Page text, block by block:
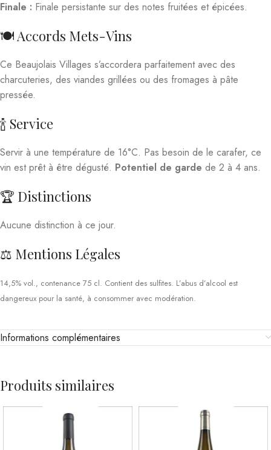
Finale : Finale persistante sur des notes fruitées et épicées.
🍽️ Accords Mets-Vins
Ce Beaujolais Villages s’accordera parfaitement avec des
charcuteries, des viandes grillées ou des fromages à pâte
pressée.
🍾 Service
Servir à une température de 16°C. Pas besoin de le carafer, ce
vin est prêt à être dégusté. Potentiel de garde de 2 à 4 ans.
🏆 Distinctions
Aucune distinction à ce jour.
⚖️ Mentions Légales
14,5% vol., contenance 75 cl. Contient des sulfites. L’abus d’alcool est
dangereux pour la santé, à consommer avec modération.
Informations complémentaires
Produits similaires